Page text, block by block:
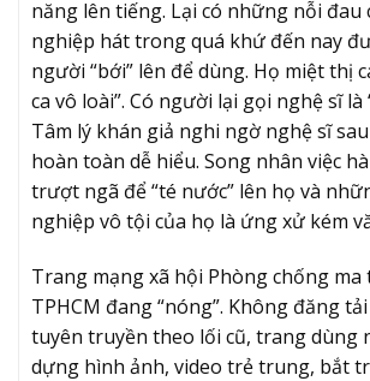
năng lên tiếng. Lại có những nỗi đau
nghiệp hát trong quá khứ đến nay
người “bới” lên để dùng. Họ miệt thị
ca vô loài”. Có người lại gọi nghệ sĩ là
Tâm lý khán giả nghi ngờ nghệ sĩ
hoàn toàn dễ hiểu. Song nhân việc
trượt ngã để “té nước” lên họ và
nghiệp vô tội của họ là ứng xử kém
Trang mạng xã hội Phòng chống ma
TPHCM đang “nóng”. Không đăng
tuyên truyền theo lối cũ, trang dùng
dựng hình ảnh, video trẻ trung, bắt